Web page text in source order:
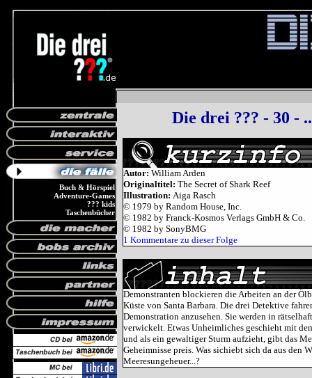
Buch & Hörspiel
Adventure-Games
??? kids
Taschenbücher
Die drei ??? - 30 -
Autor: William Arden
Originaltitel: The Secret of Shark Reef
Illustration: Aiga Rasch
© 1979 by Random House, Inc.
© 1982 by Franck-Kosmos Verlags GmbH & Co.
© 1982 by SonyBMG
1 Kommentare zu dieser Folge
Demonstranten blockieren die Arbeiten an der
Küste von Santa Barbara. Die drei Detektive
Demonstration anzusehen. Sie werden in
verwickelt. Etwas Unheimliches geschieht mit
und als ein gewaltiger Sturm aufzieht, gibt das
Geheimnisse preis. Was sichiebt sich da aus den
Meeresungeheuer...?